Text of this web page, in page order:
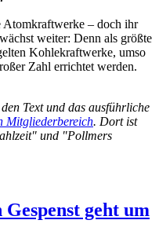
Atomkraftwerke – doch ihr
weiter: Denn als größte
Kohlekraftwerke, umso
Zahl errichtet werden.
Text und das ausführliche
Mitgliederbereich. Dort ist
und "Pollmers
geht um